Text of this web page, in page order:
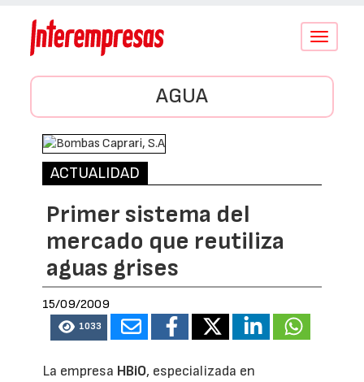
Conmutar
AGUA
ACTUALIDAD
Primer sistema del
mercado que reutiliza
aguas grises
15/09/2009
1033
La empresa HBiO, especializada en